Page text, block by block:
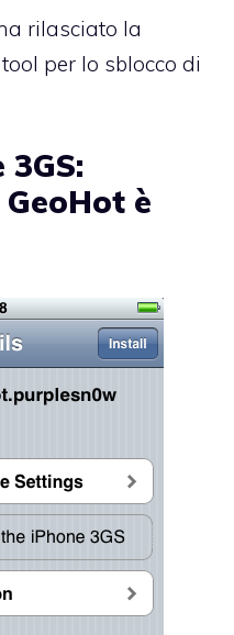
rilasciato la
per lo sblocco di
è